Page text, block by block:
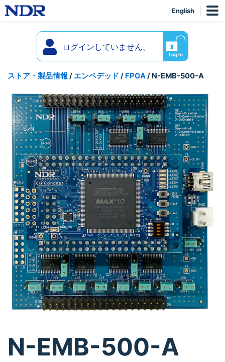
English
ログインしていません。
Log In
ストア・製品情報 / エンベデッド / FPGA/ N-EMB-500-A
N-EMB-500-A